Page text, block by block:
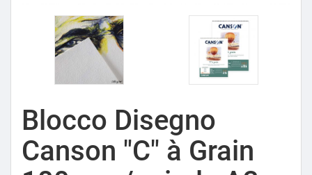
Blocco Disegno
Canson "C" à Grain